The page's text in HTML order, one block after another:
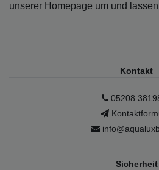
unserer Homepage um und
Kontakt
05208
Sicherheit